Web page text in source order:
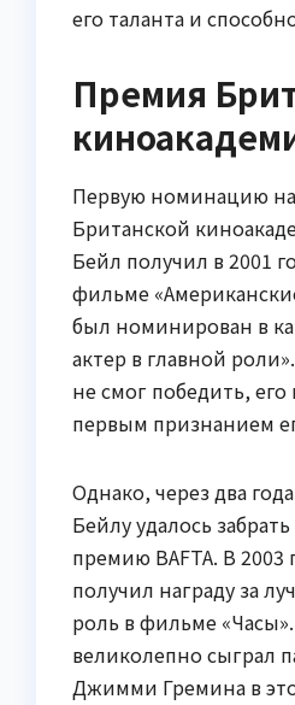
его таланта и
Премия
Первую номинацию
Британской
Бейл получил в 2001
фильме
был номинирован в
актер в главной
не смог победить,
первым признанием
Однако, через два
Бейлу удалось
премию BAFTA. В 2003
получил награду за
роль в фильме
великолепно сыграл
Джимми Гремина в